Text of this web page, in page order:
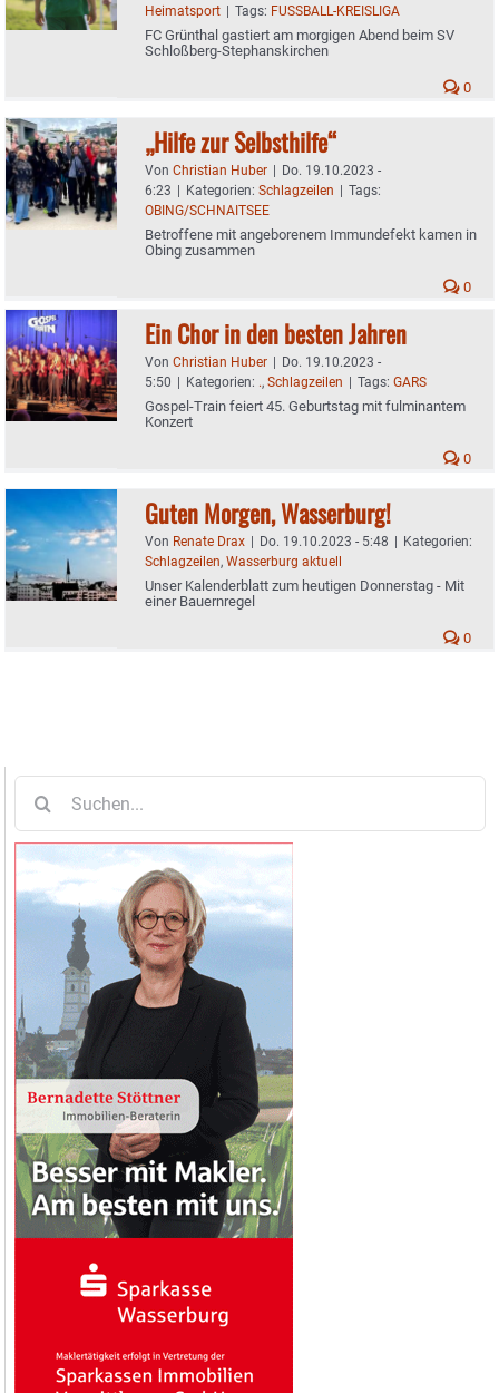
Heimatsport | Tags: FUSSBALL-KREISLIGA
FC Grünthal gastiert am morgigen Abend beim SV
Schloßberg-Stephanskirchen
0
„Hilfe zur Selbsthilfe“
Von Christian Huber | Do. 19.10.2023 -
6:23 | Kategorien: Schlagzeilen | Tags:
OBING/SCHNAITSEE
Betroffene mit angeborenem Immundefekt kamen in
Obing zusammen
0
Ein Chor in den besten Jahren
Von Christian Huber | Do. 19.10.2023 -
5:50 | Kategorien: ., Schlagzeilen | Tags: GARS
Gospel-Train feiert 45. Geburtstag mit fulminantem
Konzert
0
Guten Morgen, Wasserburg!
Von Renate Drax | Do. 19.10.2023 - 5:48 | Kategorien:
Schlagzeilen, Wasserburg aktuell
Unser Kalenderblatt zum heutigen Donnerstag - Mit
einer Bauernregel
0
nach: